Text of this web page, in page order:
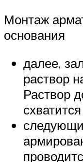
Монтаж
основания
далее,
раствор
Раствор